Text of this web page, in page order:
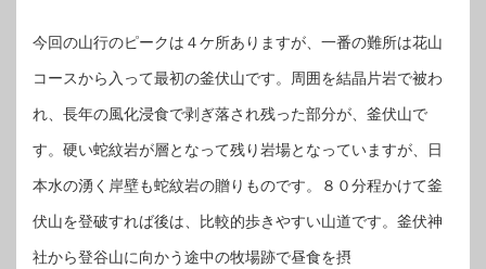
今回の山行のピークは４ケ所ありますが、一番の難所は花山
コースから入って最初の釜伏山です。周囲を結晶片岩で被わ
れ、長年の風化浸食で剥ぎ落され残った部分が、釜伏山で
す。硬い蛇紋岩が層となって残り岩場となっていますが、日
本水の湧く岸壁も蛇紋岩の贈りものです。８０分程かけて釜
伏山を登破すれば後は、比較的歩きやすい山道です。釜伏神
社から登谷山に向かう途中の牧場跡で昼食を摂